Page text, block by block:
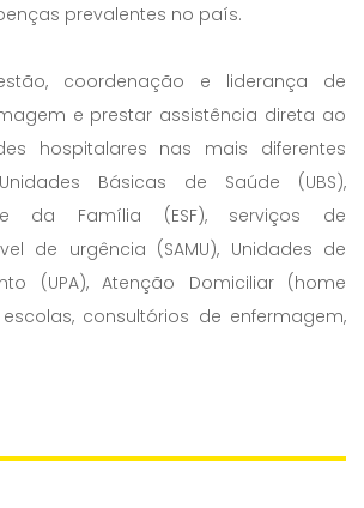
prevalentes no país.
coordenação e liderança de
e prestar assistência direta ao
hospitalares nas mais diferentes
Básicas de Saúde (UBS),
da Família (ESF), serviços de
de urgência (SAMU), Unidades de
(UPA), Atenção Domiciliar (home
consultórios de enfermagem,